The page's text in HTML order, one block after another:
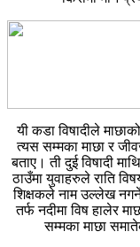
यी कडा विषादीले
त्यस सम्मका माछा र
बताए। ती दुई विषादी
ठाउँमा युवाहरुले राति
शिक्षकले नाम उल्लेख
तर्फ नदीमा विष हालेर
सम्मका माछा